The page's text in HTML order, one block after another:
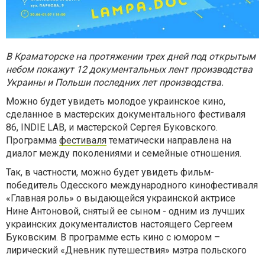
В Краматорске на протяжении трех дней под открытым
небом покажут 12 документальных лент производства
Украины и Польши последних лет производства.
Можно будет увидеть молодое украинское кино,
сделанное в мастерских документального фестиваля
86, INDIE LAB, и мастерской Сергея Буковского.
Программа фестиваля тематически направлена ​​на
диалог между поколениями и семейные отношения.
Так, в частности, можно будет увидеть фильм-
победитель Одесского международного кинофестиваля
«Главная роль» о выдающейся украинской актрисе
Нине Антоновой, снятый ее сыном - одним из лучших
украинских документалистов настоящего Сергеем
Буковским. В программе есть кино с юмором –
лирический «Дневник путешествия» мэтра польского